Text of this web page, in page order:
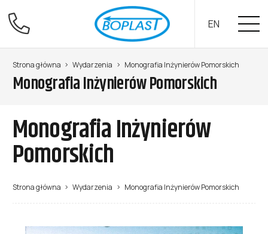
EN
Strona główna Wydarzenia Monografia Inżynierów Pomorskich
Monografia Inżynierów Pomorskich
Monografia Inżynierów
Pomorskich
Strona główna Wydarzenia Monografia Inżynierów Pomorskich